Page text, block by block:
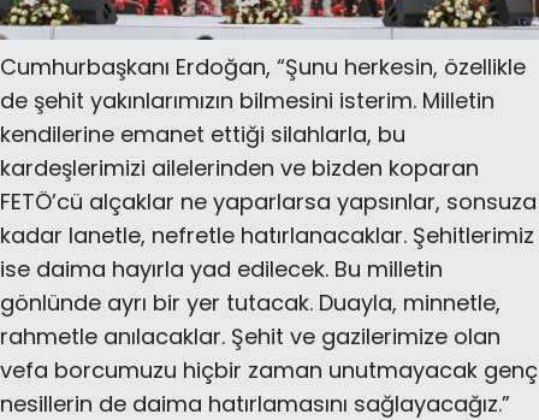
Cumhurbaşkanı Erdoğan, “Şunu herkesin, özellikle
de şehit yakınlarımızın bilmesini isterim. Milletin
kendilerine emanet ettiği silahlarla, bu
kardeşlerimizi ailelerinden ve bizden koparan
FETÖ’cü alçaklar ne yaparlarsa yapsınlar, sonsuza
kadar lanetle, nefretle hatırlanacaklar. Şehitlerimiz
ise daima hayırla yad edilecek. Bu milletin
gönlünde ayrı bir yer tutacak. Duayla, minnetle,
rahmetle anılacaklar. Şehit ve gazilerimize olan
vefa borcumuzu hiçbir zaman unutmayacak genç
nesillerin de daima hatırlamasını sağlayacağız.”